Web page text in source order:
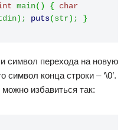
main( ) {
char
) ; puts( str ) ; }
символ перехода на новую
символ конца строки ‒ ‘\0’.
избавиться так: